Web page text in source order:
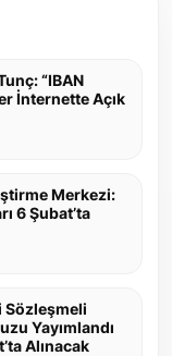
“IBAN
İnternette Açık
Merkezi:
6 Şubat’ta
Sözleşmeli
Yayımlandı
Alınacak